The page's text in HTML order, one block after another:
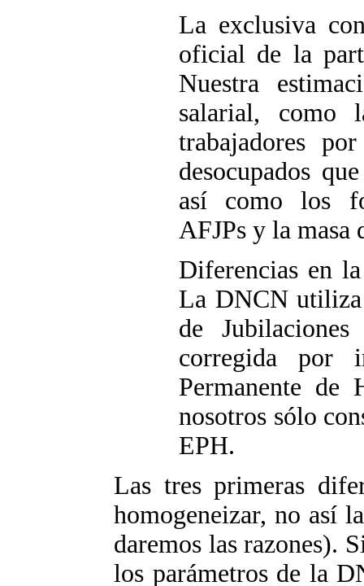
La exclusiva
oficial de la
Nuestra
salarial, como
trabajadores
desocupados
así como los
AFJPs y la masa
Diferencias en
La DNCN utiliza
de
corregida por
Permanente de
nosotros sólo
EPH.
Las tres primeras
homogeneizar, no así
daremos las razones).
los parámetros de la